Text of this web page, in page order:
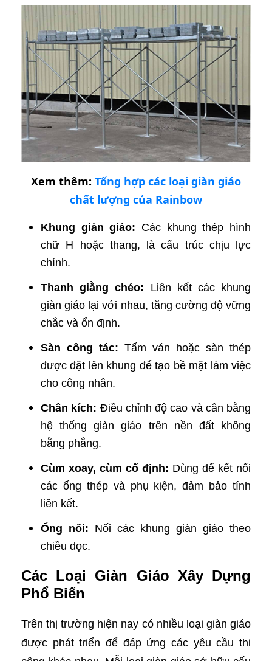
Xem thêm: Tổng hợp các loại giàn giáo
chất lượng của Rainbow
Khung giàn giáo: Các khung thép hình
chữ H hoặc thang, là cấu trúc chịu lực
chính.
Thanh giằng chéo: Liên kết các khung
giàn giáo lại với nhau, tăng cường độ vững
chắc và ổn định.
Sàn công tác: Tấm ván hoặc sàn thép
được đặt lên khung để tạo bề mặt làm việc
cho công nhân.
Chân kích: Điều chỉnh độ cao và cân bằng
hệ thống giàn giáo trên nền đất không
bằng phẳng.
Cùm xoay, cùm cố định: Dùng để kết nối
các ống thép và phụ kiện, đảm bảo tính
liên kết.
Ống nối: Nối các khung giàn giáo theo
chiều dọc.
Các Loại Giàn Giáo Xây Dựng
Phổ Biến
Trên thị trường hiện nay có nhiều loại giàn giáo
được phát triển để đáp ứng các yêu cầu thi